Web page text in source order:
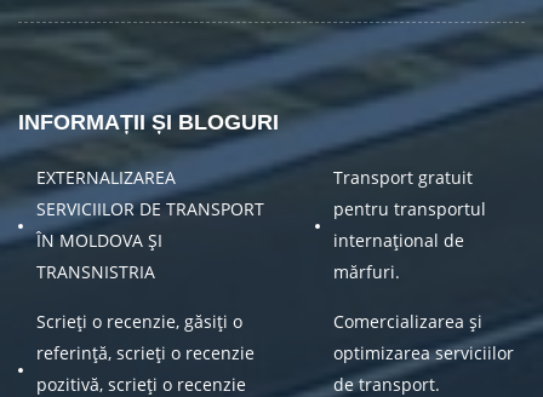
INFORMAȚII ȘI BLOGURI
EXTERNALIZAREA
SERVICIILOR DE TRANSPORT
ÎN MOLDOVA ȘI
TRANSNISTRIA
Scrieți o recenzie, găsiți o
referință, scrieți o recenzie
pozitivă, scrieți o recenzie
Transport gratuit
pentru transportul
internațional de
mărfuri.
Comercializarea și
optimizarea serviciilor
de transport.